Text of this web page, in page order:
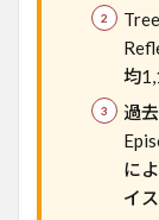
均
過
に
イ